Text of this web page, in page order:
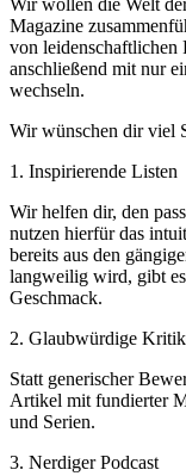
Magazine
von leidenschaftlichen
anschließend mit nur
wechseln.
Wir wünschen dir viel
1. Inspirierende Listen
Wir helfen dir, den
nutzen hierfür das
bereits aus den
langweilig wird, gibt
Geschmack.
2. Glaubwürdige
Statt generischer
Artikel mit fundierter
und Serien.
3. Nerdiger Podcast